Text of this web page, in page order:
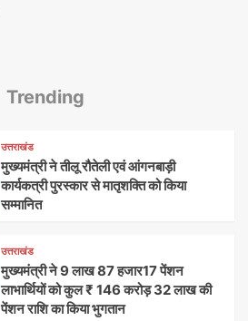
Trending
उत्तराखंड
मुख्यमंत्री ने तीलू रौतेली एवं आंगनबाड़ी
कार्यकत्री पुरस्कार से मातृशक्ति को किया
सम्मानित
उत्तराखंड
मुख्यमंत्री ने 9 लाख 87 हजार17 पेंशन
लाभार्थियों को कुल ₹ 146 करोड़ 32 लाख की
पेंशन राशि का किया भुगतान